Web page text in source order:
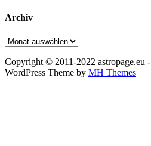
Archiv
Archiv
Copyright © 2011-2022 astropage.eu -
WordPress Theme by MH Themes